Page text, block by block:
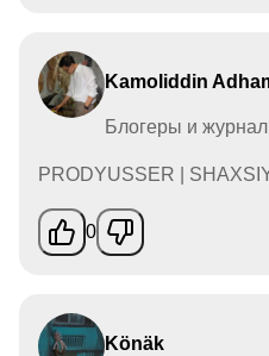
Kamoliddin
Блогеры и
PRODYUSSER |
0
Könäk